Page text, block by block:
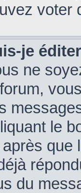
voter
je
ne
le
que
du